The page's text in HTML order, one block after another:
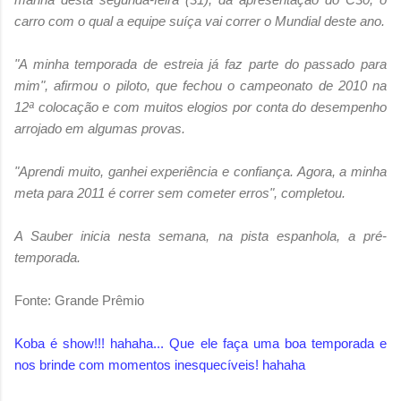
carro com o qual a equipe suíça vai correr o Mundial deste ano.
"A minha temporada de estreia já faz parte do passado para
mim", afirmou o piloto, que fechou o campeonato de 2010 na
12ª colocação e com muitos elogios por conta do desempenho
arrojado em algumas provas.
"Aprendi muito, ganhei experiência e confiança. Agora, a minha
meta para 2011 é correr sem cometer erros", completou.
A Sauber inicia nesta semana, na pista espanhola, a pré-
temporada.
Fonte: Grande Prêmio
Koba é show!!! hahaha... Que ele faça uma boa temporada e
nos brinde com momentos inesquecíveis! hahaha